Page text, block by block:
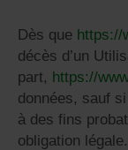
Dès que https://
décès d’un
part, https://
données, sauf
à des fins
obligation légale.